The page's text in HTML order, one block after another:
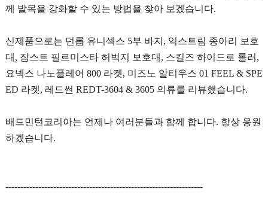
께 발목을 강화할 수 있는 방법을 찾아 보겠습니다.
신제품으로는 던롭 유니섹스 5부 바지, 익스트림 종아리 보호
대, 잠스트 필르미스타 허벅지 보호대, 스킬즈 하이드로 롤러,
요넥스 나노플레어 800 라켓, 미즈노 알티우스 01 FEEL & SPE
ED 라켓, 레드썬 REDT-3604 & 3605 의류를 리뷰했습니다.
배드민턴코리아는 언제나 여러분들과 함께 합니다. 항상 응원
하겠습니다.
------------------------------------------------------------------